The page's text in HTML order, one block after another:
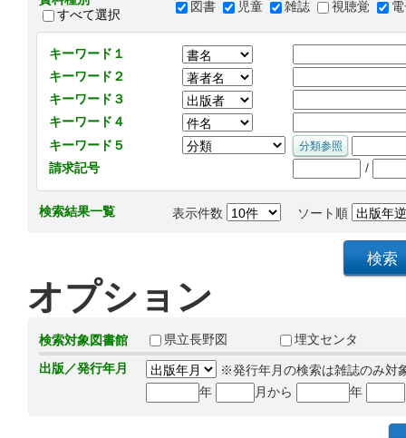
すべて選択
図書 児童 雑誌 視聴覚
キーワード１
キーワード２
キーワード３
キーワード４
キーワード５
請求記号
/
検索結果一覧 表示件数 ソート順
オプション
検索対象図書館 県立長野図
埋文センタ
出版／発行年月
※発行年月の検索は雑誌のみ対
年
月から 年